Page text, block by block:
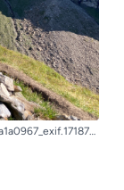
1718775432868_04e12c9b6c85ac7b09ca27019a1a0967_exif.1718775433.jpg